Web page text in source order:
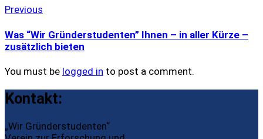
Previous
Was “Wir Gründerstudenten” Ihnen – in aller Kürze –
zusätzlich bieten
You must be logged in to post a comment.
Kontakt:
„Wir Gründerstudenten“